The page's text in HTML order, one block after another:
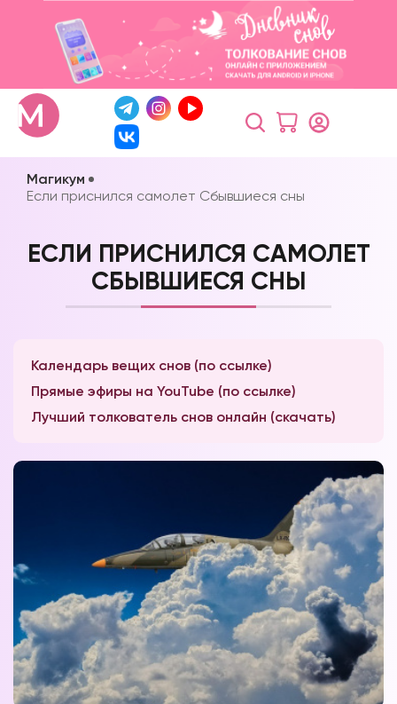
Магикум
Если приснился самолет Сбывшиеся сны
ЕСЛИ ПРИСНИЛСЯ САМОЛЕТ
СБЫВШИЕСЯ СНЫ
Календарь вещих снов (по ссылке)
Прямые эфиры на YouTube (по ссылке)
Лучший толкователь снов онлайн (скачать)